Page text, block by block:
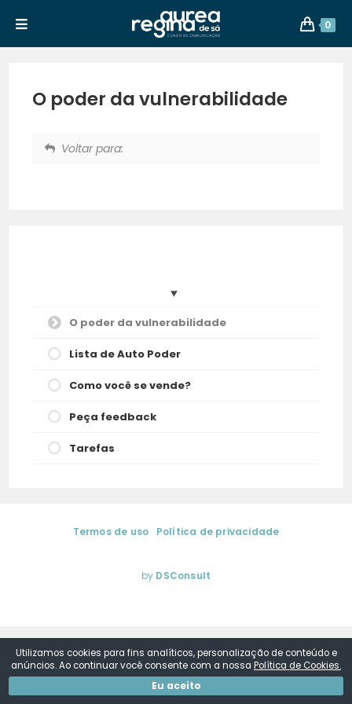
0
O poder da vulnerabilidade
Voltar para:
O poder da vulnerabilidade
Lista de Auto Poder
Como você se vende?
Peça feedback
Tarefas
Termos de uso
Política de privacidade
by DSConsult
Utilizamos cookies para fins analíticos, personalização de conteúdo e
anúncios. Ao continuar você consente com a nossa Política de Cookies.
Eu aceito